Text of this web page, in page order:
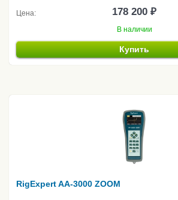
Цена: 178 200 ₽
В наличии
Купить
RigExpert AA-3000 ZOOM